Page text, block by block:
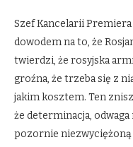
Szef Kancelarii Premiera
dowodem na to, że
twierdzi, że rosyjska
groźna, że trzeba się z
jakim kosztem. Ten
że determinacja,
pozornie niezwyciężoną